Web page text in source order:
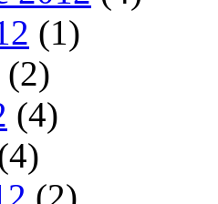
(1)
(2)
(4)
(2)